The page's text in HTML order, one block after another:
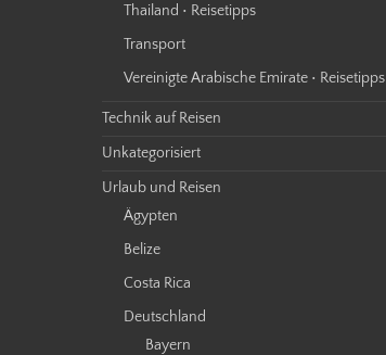
Thailand • Reisetipps
Transport
Vereinigte Arabische Emirate • Reisetipps
Technik auf Reisen
Unkategorisiert
Urlaub und Reisen
Ägypten
Belize
Costa Rica
Deutschland
Bayern